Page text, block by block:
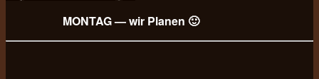
MONTAG — wir Planen 🙂